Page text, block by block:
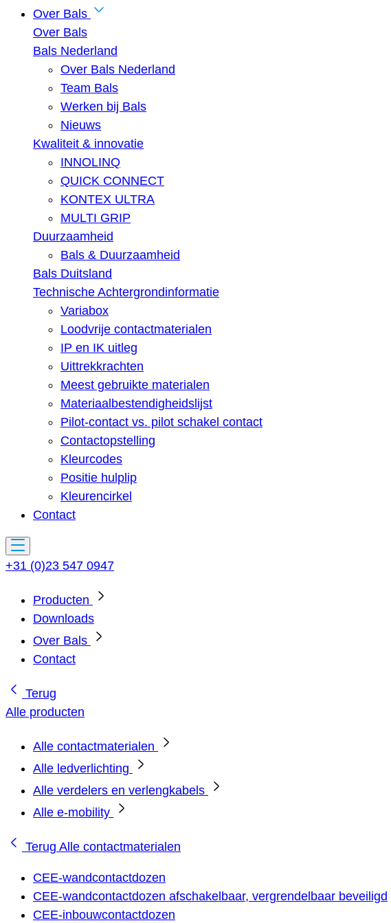
Over Bals
Over Bals
Bals Nederland
Over Bals Nederland
Team Bals
Werken bij Bals
Nieuws
Kwaliteit & innovatie
INNOLINQ
QUICK CONNECT
KONTEX ULTRA
MULTI GRIP
Duurzaamheid
Bals & Duurzaamheid
Bals Duitsland
Technische Achtergrondinformatie
Variabox
Loodvrije contactmaterialen
IP en IK uitleg
Uittrekkrachten
Meest gebruikte materialen
Materiaalbestendigheidslijst
Pilot-contact vs. pilot schakel contact
Contactopstelling
Kleurcodes
Positie hulplip
Kleurencirkel
Contact
+31 (0)23 547 0947
Producten
Downloads
Over Bals
Contact
Terug
Alle producten
Alle contactmaterialen
Alle ledverlichting
Alle verdelers en verlengkabels
Alle e-mobility
Terug Alle contactmaterialen
CEE-wandcontactdozen
CEE-wandcontactdozen afschakelbaar, vergrendelbaar beveiligd
CEE-inbouwcontactdozen